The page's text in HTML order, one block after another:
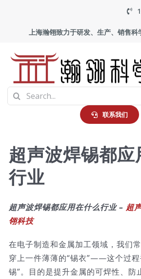
content上海瀚翎致力于研发、生产、销售科
首页
应用
走进瀚翎
公司新闻
Search
for:
联系我们
超声波焊锡都
行业
超声波焊锡都应用在什么行业 – 超
翎科技
在电子制造和金属加工领域，我们
穿上一件薄薄的“锡衣”——这个过程
锡”。目的是提升金属的可焊性、防